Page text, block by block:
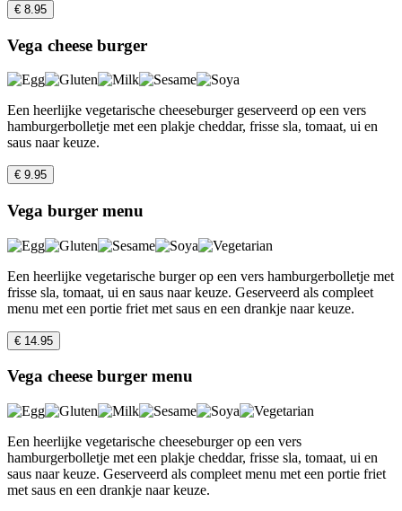
€ 8.95
Vega cheese burger
Een heerlijke vegetarische cheeseburger geserveerd op een vers
hamburgerbolletje met een plakje cheddar, frisse sla, tomaat, ui en
saus naar keuze.
€ 9.95
Vega burger menu
Een heerlijke vegetarische burger op een vers hamburgerbolletje met
frisse sla, tomaat, ui en saus naar keuze. Geserveerd als compleet
menu met een portie friet met saus en een drankje naar keuze.
€ 14.95
Vega cheese burger menu
Een heerlijke vegetarische cheeseburger op een vers
hamburgerbolletje met een plakje cheddar, frisse sla, tomaat, ui en
saus naar keuze. Geserveerd als compleet menu met een portie friet
met saus en een drankje naar keuze.